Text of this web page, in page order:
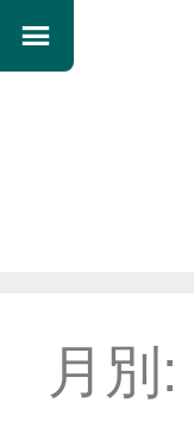
ン
ツ
へ
月別: